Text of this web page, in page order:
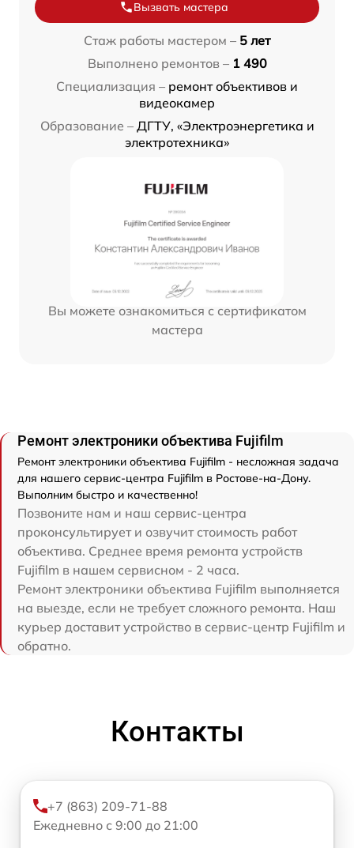
Вызвать мастера
Стаж работы мастером – 5 лет
Выполнено ремонтов – 1 490
Специализация – ремонт объективов и
видеокамер
Образование – ДГТУ, «Электроэнергетика и
электротехника»
Вы можете ознакомиться с сертификатом
мастера
Ремонт электроники объектива Fujifilm
Ремонт электроники объектива Fujifilm - несложная задача
для нашего сервис-центра Fujifilm в Ростове-на-Дону.
Выполним быстро и качественно!
Позвоните нам и наш сервис-центра
проконсультирует и озвучит стоимость работ
объектива. Среднее время ремонта устройств
Fujifilm в нашем сервисном - 2 часа.
Ремонт электроники объектива Fujifilm выполняется
на выезде, если не требует сложного ремонта. Наш
курьер доставит устройство в сервис-центр Fujifilm и
обратно.
Контакты
+7 (863) 209-71-88
Ежедневно с 9:00 до 21:00